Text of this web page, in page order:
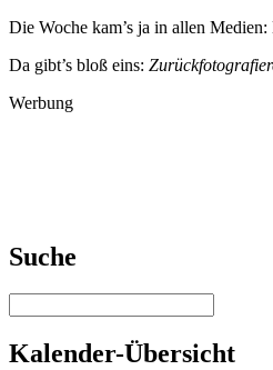
Die Woche kam’s ja in allen
Da gibt’s bloß eins:
Werbung
Suche
Kalender-Übersicht